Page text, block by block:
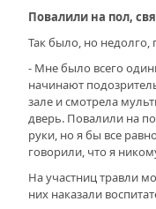
МЕМОРИАЛ
ОТМЕТИЛА 101-
ОБРАЗОВАНИЯ
РОССИИ
Повалили на пол,
Так было, но недолго,
- Мне было всего
начинают
зале и смотрела
дверь. Повалили на
руки, но я бы все
говорили, что я
На участниц травли
них наказали